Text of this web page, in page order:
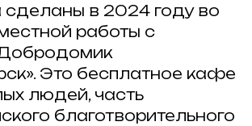
в 2024 году во
работы с
Это бесплатное кафе
людей, часть
благотворительного